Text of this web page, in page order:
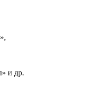
и др.